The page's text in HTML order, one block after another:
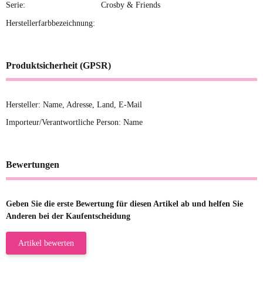
Serie: Crosby & Friends
Herstellerfarbbezeichnung:
Produktsicherheit (GPSR)
Hersteller: Name, Adresse, Land, E-Mail
Importeur/Verantwortliche Person: Name
Bewertungen
Geben Sie die erste Bewertung für diesen Artikel ab und helfen Sie
Anderen bei der Kaufentscheidung
Artikel bewerten